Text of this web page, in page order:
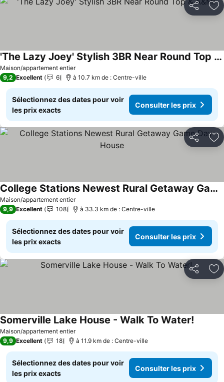
Partager
Maison/appartement entier
'The Lazy Joey' Stylish 3BR Near Round Top & A&M!
Consulter les prix
9,2 Excellent 6 à 10.7 km de : Centre-ville
Sélectionnez des dates pour voir
les prix exacts
Consulter les prix
Partager
Maison/appartement entier
College Stations Newest Rural Getaway Game Day House
Consulter les prix
9,9 Excellent 108 à 33.3 km de : Centre-ville
Sélectionnez des dates pour voir
les prix exacts
Consulter les prix
Partager
Maison/appartement entier
Somerville Lake House - Walk To Water!
9,9 Excellent 18 à 11.9 km de : Centre-ville
Sélectionnez des dates pour voir
les prix exacts
Consulter les prix